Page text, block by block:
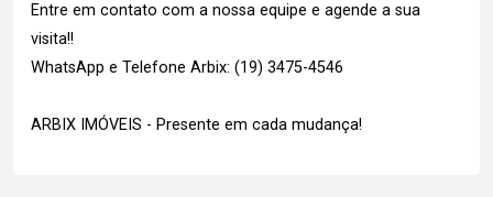
Entre em contato com a nossa equipe e agende a sua
visita!!
WhatsApp e Telefone Arbix: (19) 3475-4546
ARBIX IMÓVEIS - Presente em cada mudança!